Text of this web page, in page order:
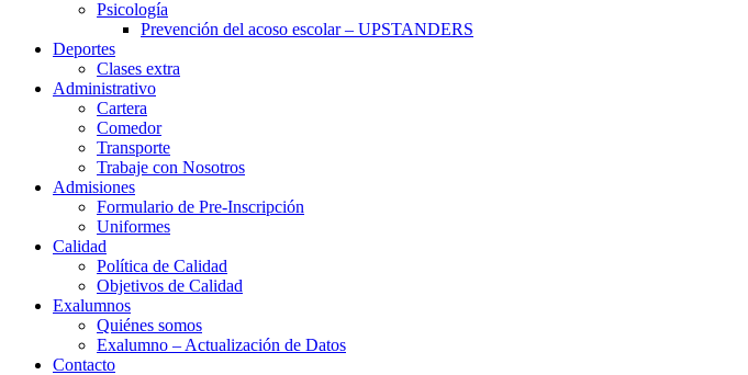
Psicología
Prevención del acoso escolar – UPSTANDERS
Deportes
Clases extra
Administrativo
Cartera
Comedor
Transporte
Trabaje con Nosotros
Admisiones
Formulario de Pre-Inscripción
Uniformes
Calidad
Política de Calidad
Objetivos de Calidad
Exalumnos
Quiénes somos
Exalumno – Actualización de Datos
Contacto